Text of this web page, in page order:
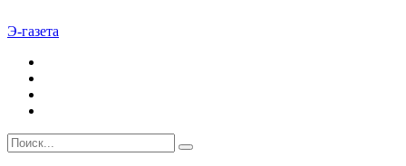
Э-газета